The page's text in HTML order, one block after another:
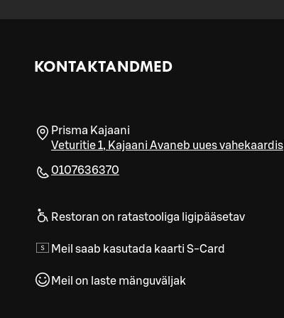
KONTAKTANDMED
Prisma Kajaani
Veturitie 1, Kajaani Avaneb uues vahekaardis
0107636370
Restoran on ratastooliga ligipääsetav
Meil saab kasutada kaarti S-Card
Meil on laste mänguväljak